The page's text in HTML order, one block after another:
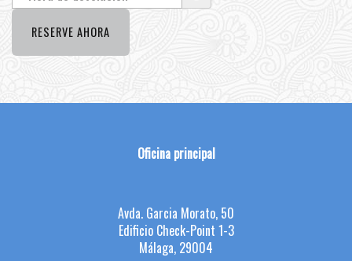
Oficina principal
Avda. Garcia Morato, 50
Edificio Check-Point 1-3
Málaga, 29004